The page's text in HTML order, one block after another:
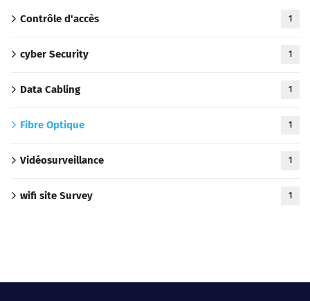
Contrôle d'accès 1
cyber Security 1
Data Cabling 1
Fibre Optique 1
Vidéosurveillance 1
wifi site Survey 1